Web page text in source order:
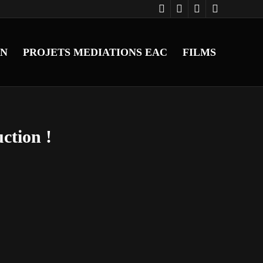
PROJETS MEDIATIONS EAC FILMS
!